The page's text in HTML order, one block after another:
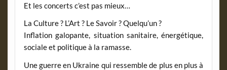
Et les concerts c’est pas mieux…
La Culture ? L’Art ? Le Savoir ? Quelqu’un ?
Inflation galopante, situation sanitaire, énergétique,
sociale et politique à la ramasse.
Une guerre en Ukraine qui ressemble de plus en plus à